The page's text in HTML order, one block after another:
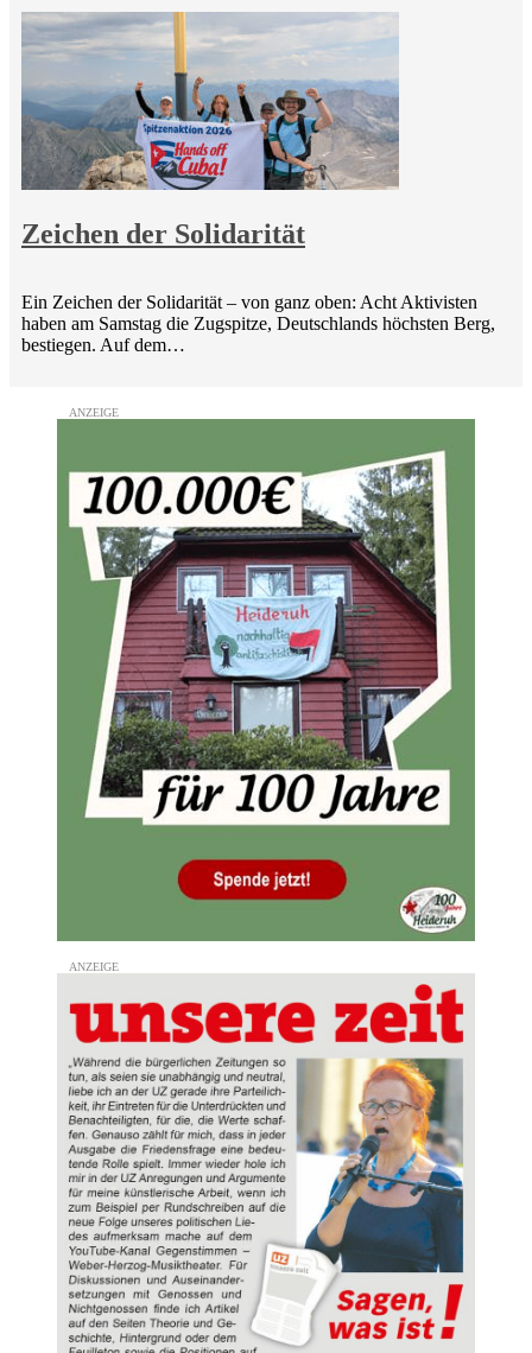
Zeichen der Solidarität
Ein Zeichen der Solidarität – von ganz oben: Acht Aktivisten
haben am Samstag die Zugspitze, Deutschlands höchsten Berg,
bestiegen. Auf dem…